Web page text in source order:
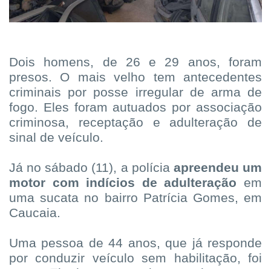
Dois homens, de 26 e 29 anos, foram
presos. O mais velho tem antecedentes
criminais por posse irregular de arma de
fogo. Eles foram autuados por associação
criminosa, receptação e adulteração de
sinal de veículo.
Já no sábado (11), a polícia apreendeu um
motor com indícios de adulteração em
uma sucata no bairro Patrícia Gomes, em
Caucaia.
Uma pessoa de 44 anos, que já responde
por conduzir veículo sem habilitação, foi